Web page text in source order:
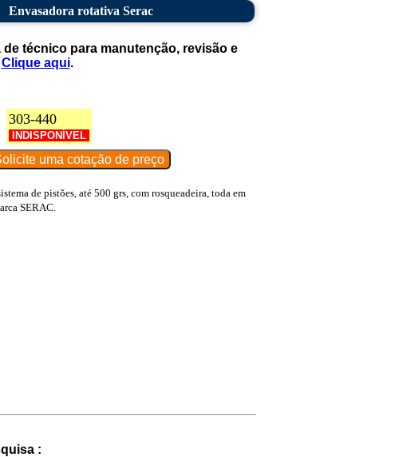
Envasadora rotativa Serac
de técnico para manutenção, revisão e
Clique aqui.
303-440
INDISPONÍVEL
de pistões, até 500 grs, com rosqueadeira, toda em
SERAC.
: